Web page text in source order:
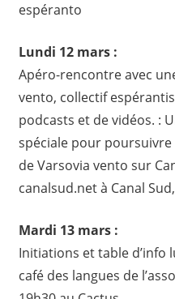
espéranto
Lundi 12 mars :
Apéro-rencontre avec
vento, collectif
podcasts et de vidéos. :
spéciale pour poursuivre
de Varsovia vento sur
canalsud.net à Canal
Mardi 13 mars :
Initiations et table d’info
café des langues de